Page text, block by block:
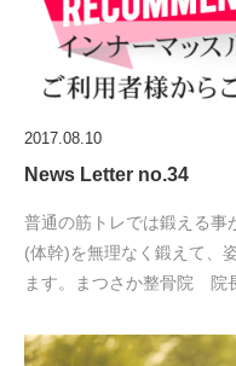
2017.08.10
News Letter no.34
普通の筋トレでは鍛える事
(体幹)を無理なく鍛えて、
ます。まつさか整骨院